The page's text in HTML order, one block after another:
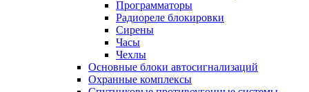
Программаторы
Радиореле блокировки
Сирены
Часы
Чехлы
Основные блоки автосигнализаций
Охранные комплексы